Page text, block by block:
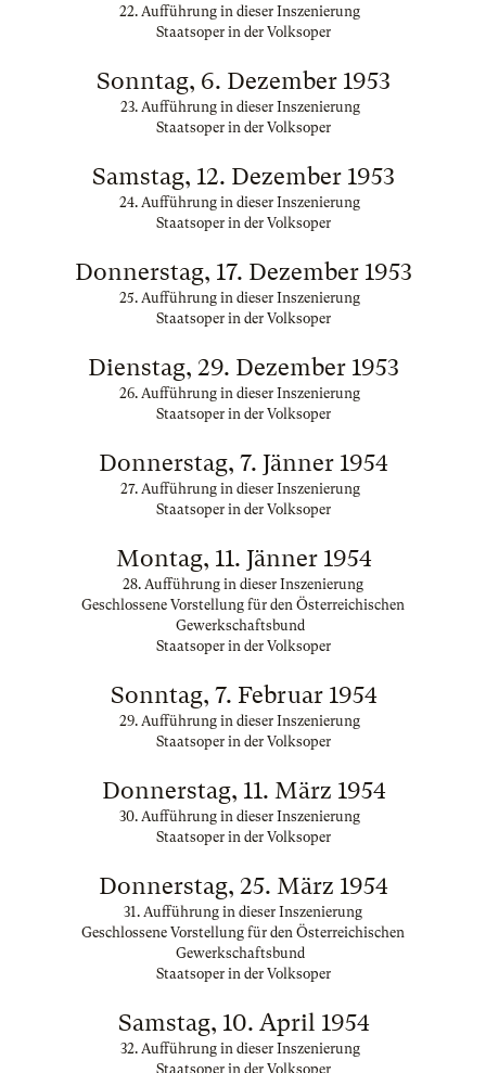
22. Aufführung in dieser Inszenierung
Staatsoper in der Volksoper
Sonntag, 6. Dezember 1953
23. Aufführung in dieser Inszenierung
Staatsoper in der Volksoper
Samstag, 12. Dezember 1953
24. Aufführung in dieser Inszenierung
Staatsoper in der Volksoper
Donnerstag, 17. Dezember 1953
25. Aufführung in dieser Inszenierung
Staatsoper in der Volksoper
Dienstag, 29. Dezember 1953
26. Aufführung in dieser Inszenierung
Staatsoper in der Volksoper
Donnerstag, 7. Jänner 1954
27. Aufführung in dieser Inszenierung
Staatsoper in der Volksoper
Montag, 11. Jänner 1954
28. Aufführung in dieser Inszenierung
Geschlossene Vorstellung für den Österreichischen
Gewerkschaftsbund
Staatsoper in der Volksoper
Sonntag, 7. Februar 1954
29. Aufführung in dieser Inszenierung
Staatsoper in der Volksoper
Donnerstag, 11. März 1954
30. Aufführung in dieser Inszenierung
Staatsoper in der Volksoper
Donnerstag, 25. März 1954
31. Aufführung in dieser Inszenierung
Geschlossene Vorstellung für den Österreichischen
Gewerkschaftsbund
Staatsoper in der Volksoper
Samstag, 10. April 1954
32. Aufführung in dieser Inszenierung
Staatsoper in der Volksoper